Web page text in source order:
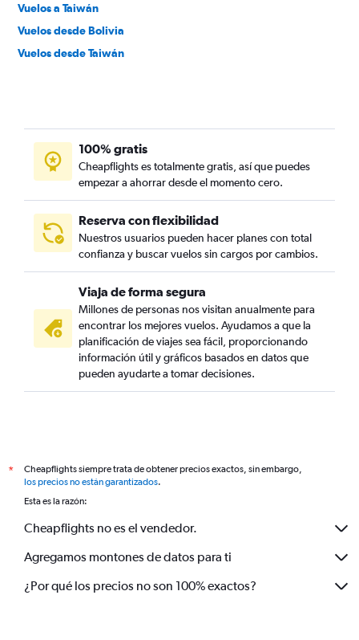
Vuelos a Taiwán
Vuelos desde Bolivia
Vuelos desde Taiwán
100% gratis
Cheapflights es totalmente gratis, así que puedes
empezar a ahorrar desde el momento cero.
Reserva con flexibilidad
Nuestros usuarios pueden hacer planes con total
confianza y buscar vuelos sin cargos por cambios.
Viaja de forma segura
Millones de personas nos visitan anualmente para
encontrar los mejores vuelos. Ayudamos a que la
planificación de viajes sea fácil, proporcionando
información útil y gráficos basados en datos que
pueden ayudarte a tomar decisiones.
*
Cheapflights siempre trata de obtener precios exactos, sin embargo,
los precios no están garantizados.
Esta es la razón:
Cheapflights no es el vendedor.
Agregamos montones de datos para ti
¿Por qué los precios no son 100% exactos?